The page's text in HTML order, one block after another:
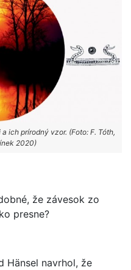
ich prírodný vzor. (Foto: F. Tóth,
2020)
že závesok zo
presne?
Hänsel navrhol, že